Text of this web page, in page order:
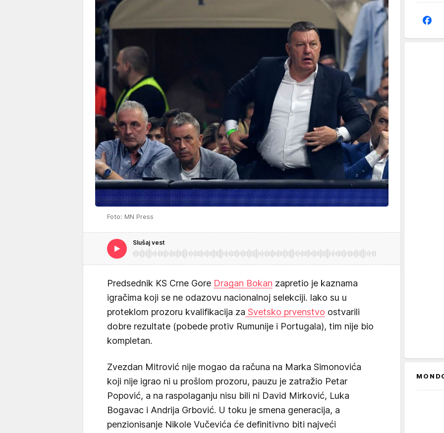
Foto: MN Press
Slušaj vest
Predsednik KS Crne Gore Dragan Bokan zapretio je kaznama
igračima koji se ne odazovu nacionalnoj selekciji. Iako su u
proteklom prozoru kvalifikacija za Svetsko prvenstvo ostvarili
dobre rezultate (pobede protiv Rumunije i Portugala), tim nije bio
kompletan.
Zvezdan Mitrović nije mogao da računa na Marka Simonovića
koji nije igrao ni u prošlom prozoru, pauzu je zatražio Petar
Popović, a na raspolaganju nisu bili ni David Mirković, Luka
Bogavac i Andrija Grbović. U toku je smena generacija, a
penzionisanje Nikole Vučevića će definitivno biti najveći